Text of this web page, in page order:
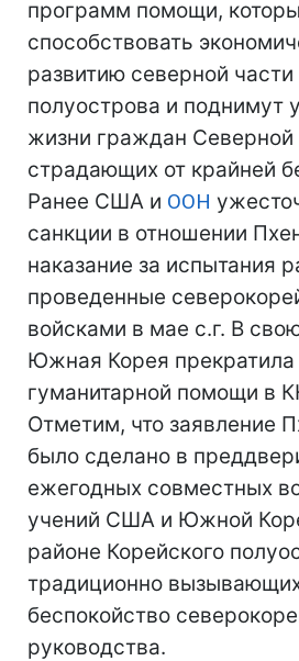
программ помощи,
способствовать
развитию северной части
полуострова и поднимут
жизни граждан Северной
страдающих от крайней
Ранее США и ООН
санкции в отношении
наказание за испытания
проведенные
войсками в мае с.г. В
Южная Корея прекратила
гуманитарной помощи в
Отметим, что заявление
было сделано в
ежегодных совместных
учений США и Южной
районе Корейского
традиционно
беспокойство
руководства.